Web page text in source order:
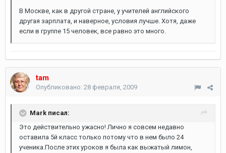
В Москве, как в другой стране, у учителей английского
другая зарплата, и наверное, условия лучше. Хотя, даже
если в группе 15 человек, все равно это много.
tam
Опубликовано: 28 февраля, 2009
Mark писал:
Это действительно ужасно! Лично я совсем недавно
оставила 5й класс только потому что в нем было 24
ученика.После этих уроков я была как выжатый лимон,